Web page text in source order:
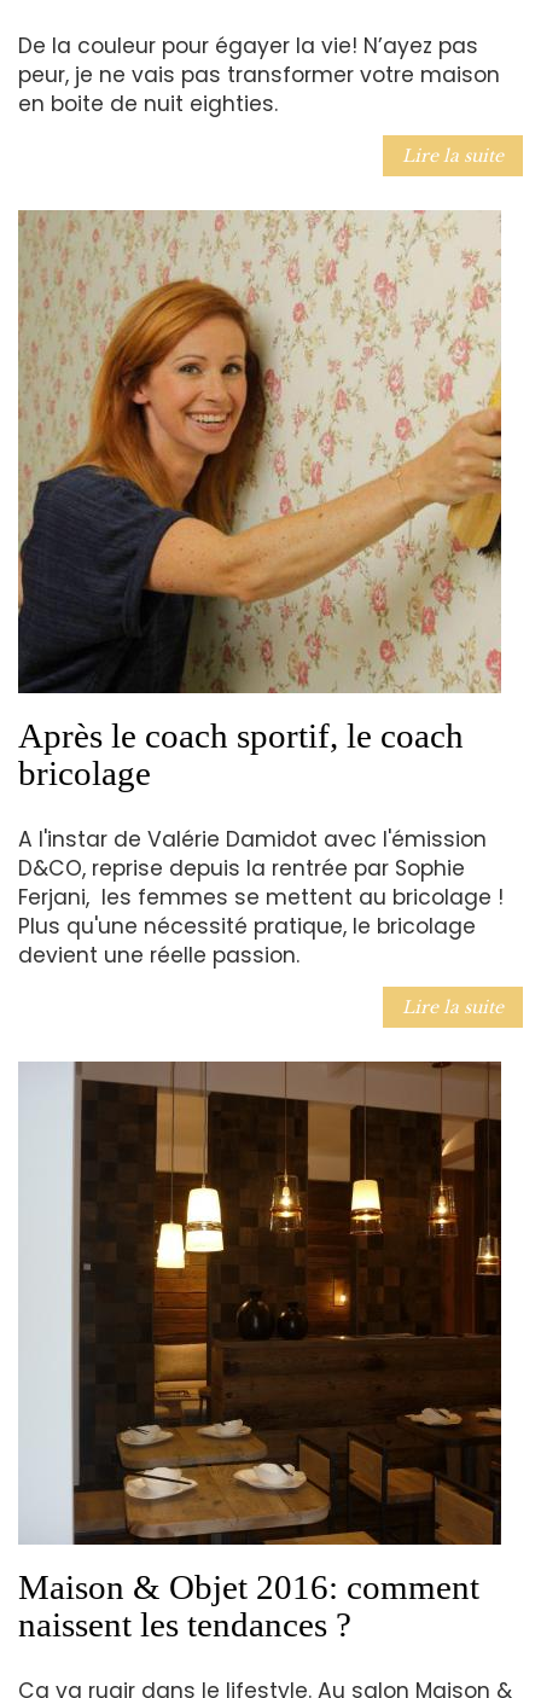
De la couleur pour égayer la vie! N’ayez pas
peur, je ne vais pas transformer votre maison
en boite de nuit eighties.
Lire la suite
Après le coach sportif, le coach
bricolage
A l'instar de Valérie Damidot avec l'émission
D&CO, reprise depuis la rentrée par Sophie
Ferjani, les femmes se mettent au bricolage !
Plus qu'une nécessité pratique, le bricolage
devient une réelle passion.
Lire la suite
Maison & Objet 2016: comment
naissent les tendances ?
Ca va rugir dans le lifestyle. Au salon Maison &